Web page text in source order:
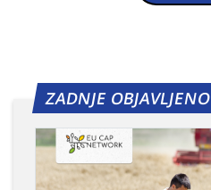
ZADNJE OBJAVLJENO